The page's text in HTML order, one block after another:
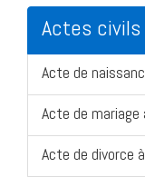
Actes civils
Acte de
Acte de mariage
Acte de divorce